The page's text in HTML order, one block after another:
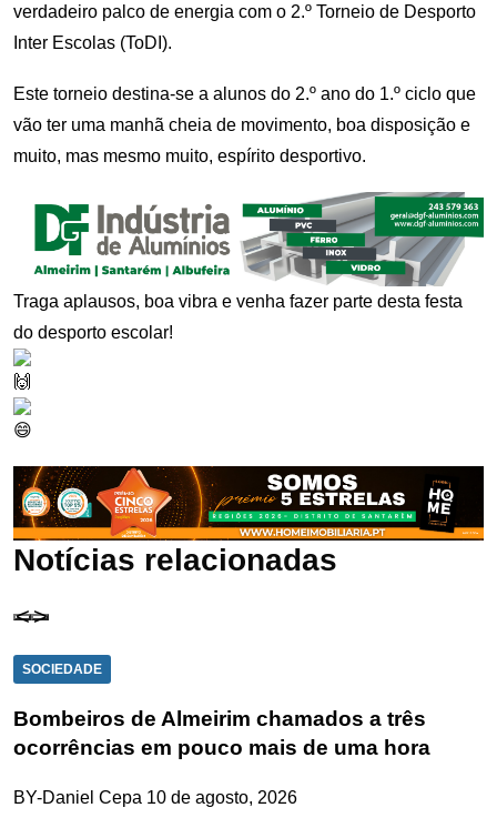
verdadeiro palco de energia com o 2.º Torneio de Desporto
Inter Escolas (ToDI).
Este torneio destina-se a alunos do 2.º ano do 1.º ciclo que
vão ter uma manhã cheia de movimento, boa disposição e
muito, mas mesmo muito, espírito desportivo.
Traga aplausos, boa vibra e venha fazer parte desta festa
do desporto escolar!
Notícias relacionadas
SOCIEDADE
Bombeiros de Almeirim chamados a três
ocorrências em pouco mais de uma hora
BY-Daniel Cepa 10 de agosto, 2026